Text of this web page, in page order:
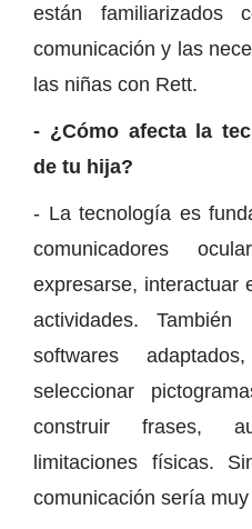
están familiarizados
comunicación y las
las niñas con Rett.
- ¿Cómo afecta la
de tu hija?
- La tecnología es
comunicadores
expresarse, interactuar
actividades.
softwares
seleccionar
construir frases,
limitaciones físicas.
comunicación sería